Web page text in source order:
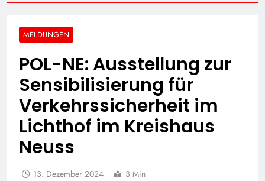
MELDUNGEN
POL-NE: Ausstellung zur
Sensibilisierung für
Verkehrssicherheit im
Lichthof im Kreishaus
Neuss
13. Dezember 2024 3 Min